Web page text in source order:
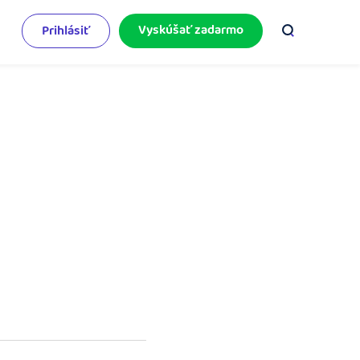
Prihlásiť Vyskúšať zadarmo